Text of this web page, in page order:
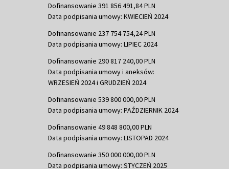
Dofinansowanie 391 856 491,84 PLN
Data podpisania umowy: KWIECIEŃ 2024
Dofinansowanie 237 754 754,24 PLN
Data podpisania umowy: LIPIEC 2024
Dofinansowanie 290 817 240,00 PLN
Data podpisania umowy i aneksów:
WRZESIEŃ 2024 i GRUDZIEŃ 2024
Dofinansowanie 539 800 000,00 PLN
Data podpisania umowy: PAŹDZIERNIK 2024
Dofinansowanie 49 848 800,00 PLN
Data podpisania umowy: LISTOPAD 2024
Dofinansowanie 350 000 000,00 PLN
Data podpisania umowy: STYCZEŃ 2025